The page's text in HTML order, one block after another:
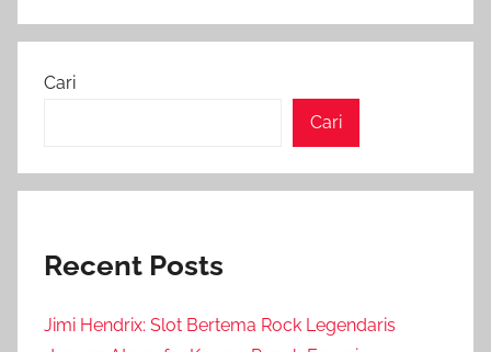
Cari
Cari
Recent Posts
Jimi Hendrix: Slot Bertema Rock Legendaris